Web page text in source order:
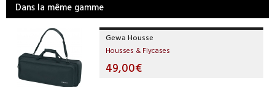
Dans la même gamme
Gewa Housse
Housses & Flycases
49,00€